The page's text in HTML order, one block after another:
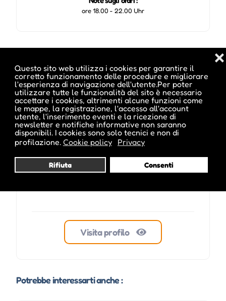
Questo sito web utilizza i cookies per garantire il
corretto funzionamento delle procedure e migliorare
l'esperienza di navigazione dell'utente.Per poter
utilizzare tutte le funzionalità del sito è necessario
accettare i cookies, altrimenti alcune funzioni come
le mappe, la registrazione, l'accesso all'account
utente, l'inserimento eventi e la ricezione di
newsletter e notifiche informative non saranno
disponibili. I cookies sono solo tecnici e non di
profilazione. Cookie policy Privacy
Rifiuta Consenti
❌
ore 18.00 - 22.00 Uhr
margit.comploi
Visita profilo
Potrebbe interessarti anche :